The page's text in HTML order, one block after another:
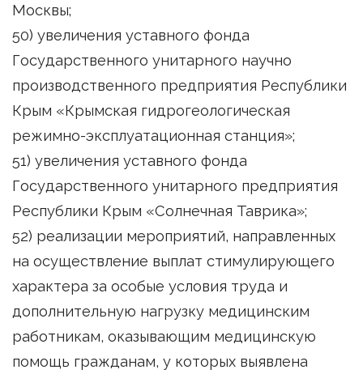
Москвы;
50) увеличения уставного фонда
Государственного унитарного научно
производственного предприятия Республики
Крым «Крымская гидрогеологическая
режимно-эксплуатационная станция»;
51) увеличения уставного фонда
Государственного унитарного предприятия
Республики Крым «Солнечная Таврика»;
52) реализации мероприятий, направленных
на осуществление выплат стимулирующего
характера за особые условия труда и
дополнительную нагрузку медицинским
работникам, оказывающим медицинскую
помощь гражданам, у которых выявлена